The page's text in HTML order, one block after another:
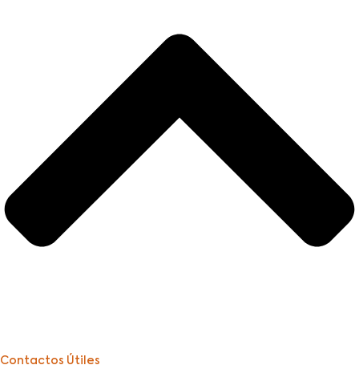
Contactos Útiles